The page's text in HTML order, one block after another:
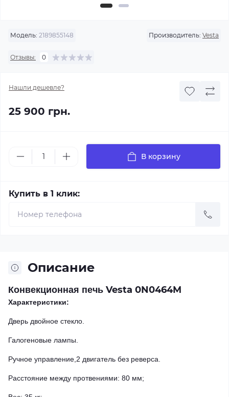
Модель: 2189855148 Производитель: Vesta
Отзывы: 0
Нашли дешевле?
25 900 грн.
В корзину
Купить в 1 клик:
Описание
Конвекционная печь Vesta 0N0464M
Характеристики:
Дверь двойное стекло.
Галогеновые лампы.
Ручное управление,2 двигатель без реверса.
Расстояние между протвениями: 80 мм;